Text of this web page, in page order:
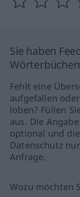
Sie haben
Fehlt eine
aufgefallen
loben? Füllen
aus. Die
optional und
Datenschutz
Anfrage.
Wozu möchten